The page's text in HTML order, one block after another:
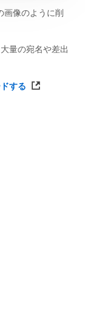
画像のように削
量の宛名や差出
する